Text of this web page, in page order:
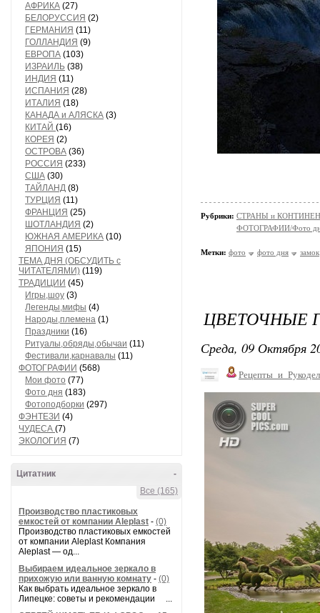
АФРИКА (27)
БЕЛОРУССИЯ (2)
ГЕРМАНИЯ (11)
ГОЛЛАНДИЯ (9)
ЕВРОПА (103)
ИЗРАИЛЬ (38)
ИНДИЯ (11)
ИСПАНИЯ (28)
ИТАЛИЯ (18)
КАНАДА и АЛЯСКА (3)
КИТАЙ (16)
КОРЕЯ (2)
ОСТРОВА (36)
РОССИЯ (233)
США (30)
ТАЙЛАНД (8)
ТУРЦИЯ (11)
ФРАНЦИЯ (25)
ШОТЛАНДИЯ (2)
ЮЖНАЯ АМЕРИКА (10)
ЯПОНИЯ (15)
ТЕМА ДНЯ (ОБСУДИТЬ с
ЧИТАТЕЛЯМИ) (119)
ТРАДИЦИИ (45)
Игры,шоу (3)
Легенды,мифы (4)
Народы,племена (1)
Праздники (16)
Ритуалы,обряды,обычаи (11)
Фестивали,карнавалы (11)
ФОТОГРАФИИ (568)
Мои фото (77)
Фото дня (183)
Фотоподборки (297)
ФЭНТЕЗИ (4)
ЧУДЕСА (7)
ЭКОЛОГИЯ (7)
-
Цитатник
Все (165)
Производство пластиковых
емкостей от компании Aleplast - (0)
Производство пластиковых емкостей
от компании Aleplast Компания
Aleplast — од...
Выбираем идеальное зеркало в
прихожую или ванную комнату - (0)
Как выбрать идеальное зеркало в
Липецке: советы и рекомендации ...
Рубрики: СТРАНЫ и
ФОТОГРАФИИ/Фото
Метки: фото фото дня замок
ЦВЕТОЧНЫЕ
Среда, 09 Октября